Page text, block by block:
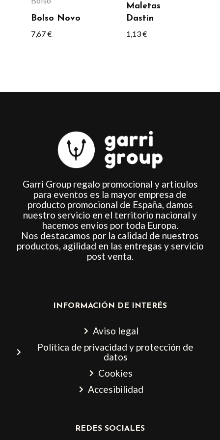
Bolso Novo
7,67€
elegir
en
Maletas
Dastin
1,13€
Garri Group regalo promocional y artículos
para eventos es la mayor empresa de
producto promocional de España, damos
nuestro servicio en el territorio nacional y
hacemos envíos por toda Europa.
Nos destacamos por la calidad de nuestros
productos, agilidad en las entregas y servicio
post venta.
INFORMACIÓN DE INTERÉS
Aviso legal
Política de privacidad y protección de
datos
Cookies
Accesibilidad
REDES SOCIALES